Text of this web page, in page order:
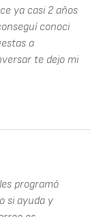
ya casi 2 años
conoci
a
te dejo mi
programó
si ayuda y